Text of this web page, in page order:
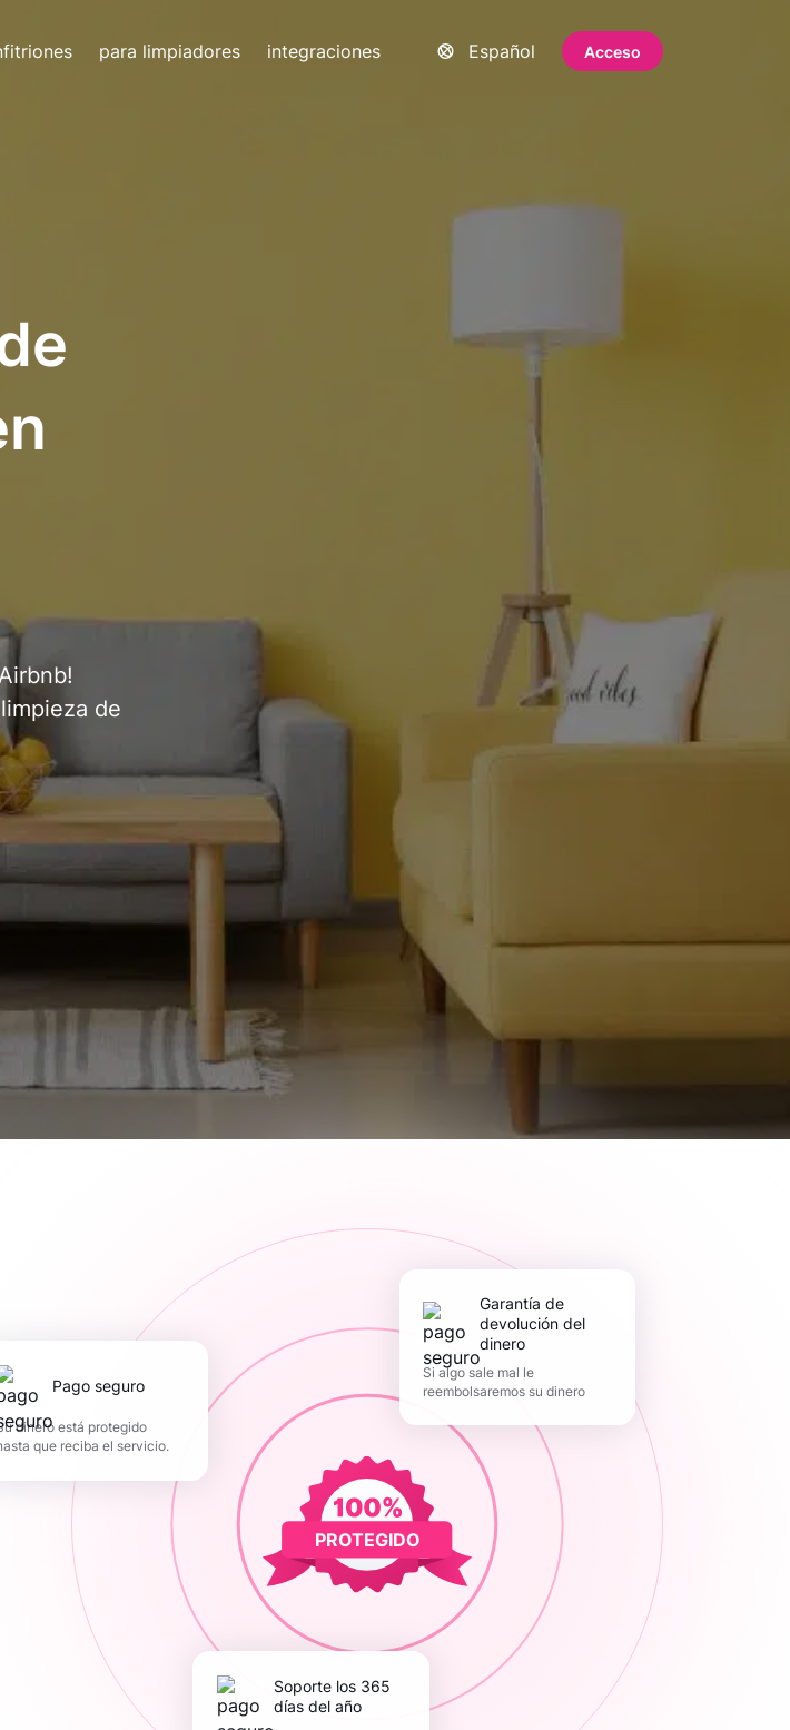
para limpiadores integraciones Español Acceso
de
PROTEGIDO
pago seguro
dinero está protegido
que reciba el servicio.
Garantía de
devolución del
dinero
Si algo sale mal le
reembolsaremos su dinero
Soporte los 365
días del año